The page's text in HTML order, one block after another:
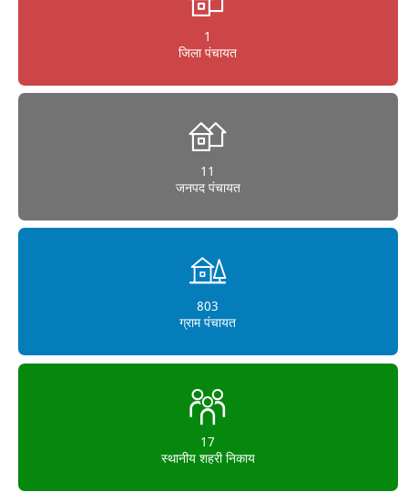
1
जिला पंचायत
11
जनपद पंचायत
803
ग्राम पंचायत
17
स्थानीय शहरी निकाय